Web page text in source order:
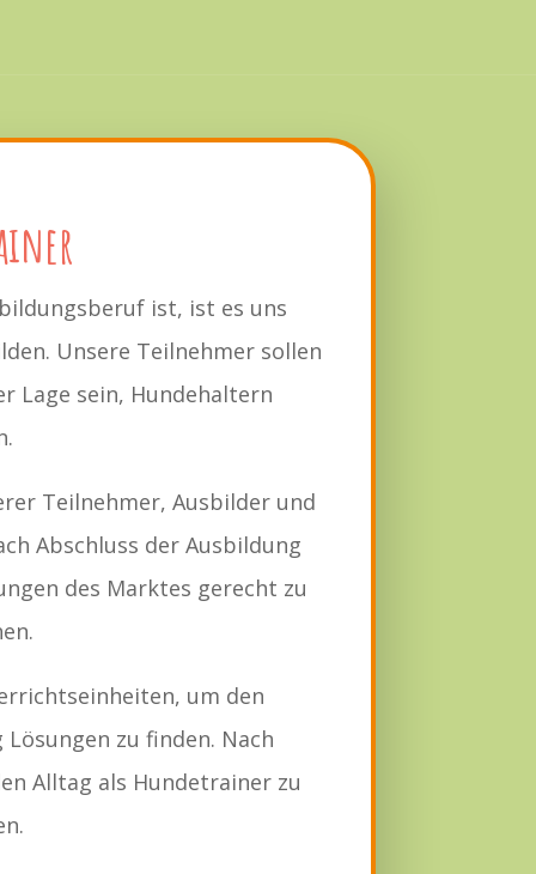
ist, ist es uns
Unsere Teilnehmer sollen
Lage sein, Hundehaltern
Teilnehmer, Ausbilder und
Abschluss der Ausbildung
des Marktes gerecht zu
um den
zu finden. Nach
Alltag als Hundetrainer zu